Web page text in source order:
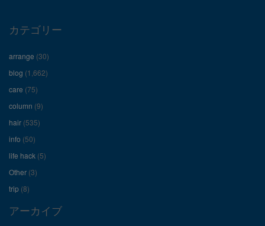
ロ
フ
ィ
ー
ル
を
Facebook
で
カテゴリー
arrange (30)
blog (1,662)
care (75)
column (9)
hair (535)
info (50)
life hack (5)
Other (3)
trip (8)
アーカイブ